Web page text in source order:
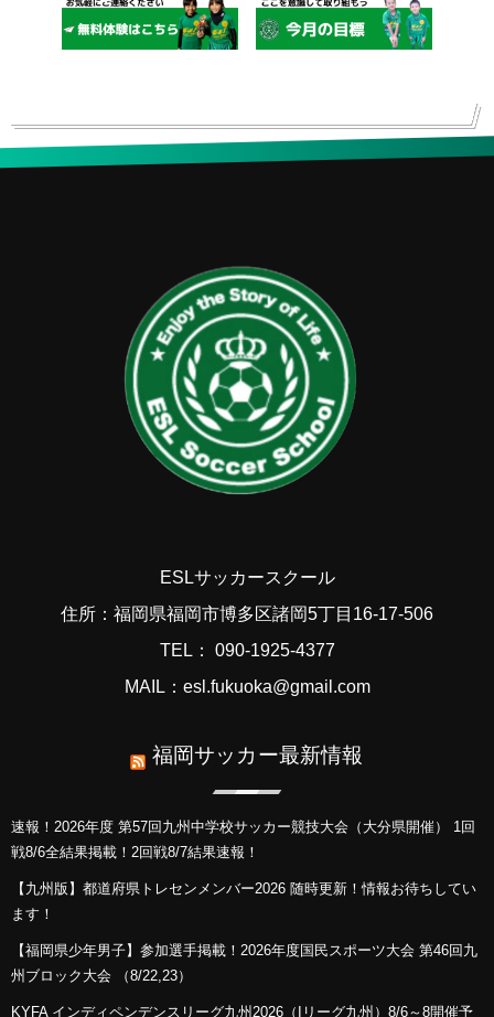
ESLサッカースクール
住所：福岡県福岡市博多区諸岡5丁目16-17-506
TEL： 090-1925-4377
MAIL：esl.fukuoka@gmail.com
福岡サッカー最新情報
速報！2026年度 第57回九州中学校サッカー競技大会（大分県開催） 1回
戦8/6全結果掲載！2回戦8/7結果速報！
【九州版】都道府県トレセンメンバー2026 随時更新！情報お待ちしてい
ます！
【福岡県少年男子】参加選手掲載！2026年度国民スポーツ大会 第46回九
州ブロック大会 （8/22,23）
KYFA インディペンデンスリーグ九州2026（Iリーグ九州）8/6～8開催予